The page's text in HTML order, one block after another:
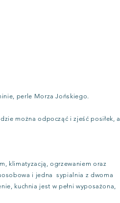
perle Morza Jońskiego.
można odpocząć i zjeść posiłek, a
klimatyzacją, ogrzewaniem oraz
i jedna sypialnia z dwoma
kuchnia jest w pełni wyposażona,